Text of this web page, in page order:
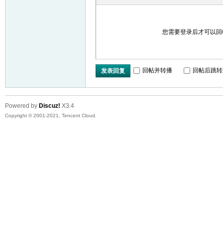
您需要登录后才可以
发表回复 回帖并转播 回帖后跳
Powered by Discuz! X3.4
Copyright © 2001-2021, Tencent Cloud.